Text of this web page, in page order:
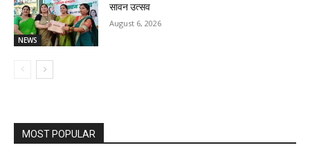
NEWS
सावन उत्सव
August 6, 2026
MOST POPULAR